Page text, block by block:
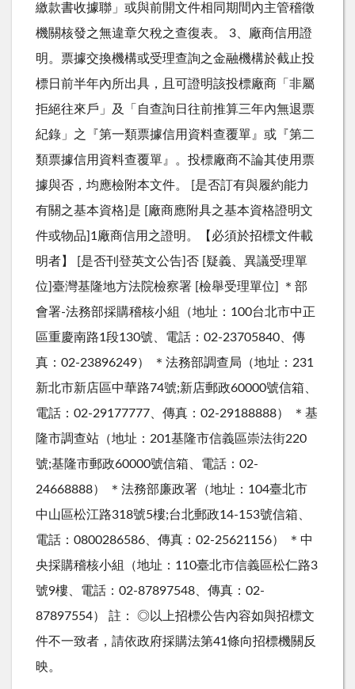
繳款書收據聯」或與前開文件相同期間內主管稽徵
機關核發之無違章欠稅之查復表。 3、廠商信用證
明。票據交換機構或受理查詢之金融機構於截止投
標日前半年內所出具，且可證明該投標廠商「非屬
拒絕往來戶」及「自查詢日往前推算三年內無退票
紀錄」之『第一類票據信用資料查覆單』或『第二
類票據信用資料查覆單』。投標廠商不論其使用票
據與否，均應檢附本文件。 [是否訂有與履約能力
有關之基本資格]是 [廠商應附具之基本資格證明文
件或物品]1廠商信用之證明。【必須於招標文件載
明者】 [是否刊登英文公告]否 [疑義、異議受理單
位]臺灣基隆地方法院檢察署 [檢舉受理單位] ＊部
會署-法務部採購稽核小組（地址：100台北市中正
區重慶南路1段130號、電話：02-23705840、傳
真：02-23896249） ＊法務部調查局（地址：231
新北市新店區中華路74號;新店郵政60000號信箱、
電話：02-29177777、傳真：02-29188888） ＊基
隆市調查站（地址：201基隆市信義區崇法街220
號;基隆市郵政60000號信箱、電話：02-
24668888） ＊法務部廉政署（地址：104臺北市
中山區松江路318號5樓;台北郵政14-153號信箱、
電話：0800286586、傳真：02-25621156） ＊中
央採購稽核小組（地址：110臺北市信義區松仁路3
號9樓、電話：02-87897548、傳真：02-
87897554） 註： ◎以上招標公告內容如與招標文
件不一致者，請依政府採購法第41條向招標機關反
映。